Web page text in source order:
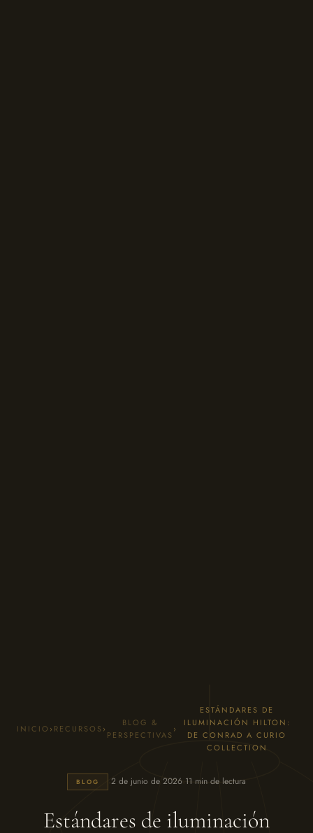
INICIO › RECURSOS›
BLOG &
PERSPECTIVAS
›
ESTÁNDARES DE
ILUMINACIÓN HILTON:
DE CONRAD A CURIO
COLLECTION
BLOG ·2 de junio de 2026·11 min de lectura
Estándares de iluminación